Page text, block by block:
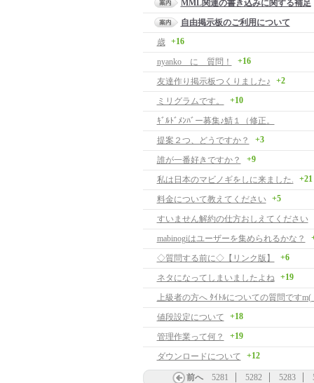
MML関連の書き込みに関する補足
自由掲示板のご利用について
歳
+16
nyanko に 質問！ +16
友達作り掲示板つくりました♪ +2
ミリグラムです。 +10
ｷﾞﾙﾄﾞﾒﾝﾊﾞー募集♪鯖１（修正。
提案２つ、どうですか？
+3
誰が一番好きですか？ +9
私は日本のマビノギをしに来ました. +21
料金について教えてください +5
すいません解約の仕方おしえてください
mabinogiはユーザーを集められるかな？
◇質問する前に◇【リンク版】 +6
ネタになってしまいましたよね +19
上級者の方へ ﾀｲﾄﾙについての質問ですm(
値段設定について
+18
管理作業って何？ +19
ダウンロードについて +12
前へ 5281 5282 5283